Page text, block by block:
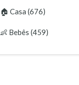
🏠 Casa (676)
👶 Bebês (459)